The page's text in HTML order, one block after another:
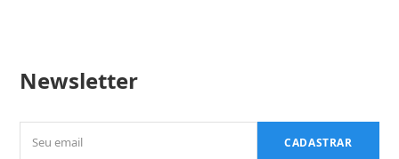
Newsletter
email
CADASTRAR